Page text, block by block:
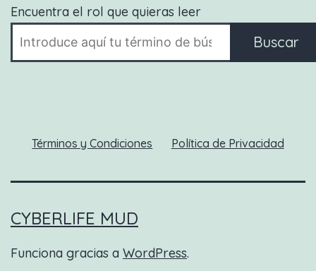
Encuentra el rol que quieras leer
Buscar
Términos y Condiciones Política de Privacidad
CYBERLIFE MUD
Funciona gracias a WordPress.